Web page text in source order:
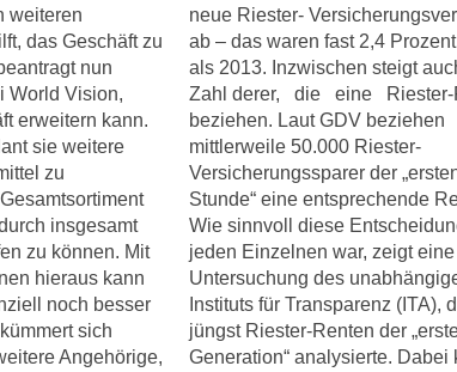
weiteren
das Geschäft zu
nun
World Vision,
erweitern kann.
sie weitere
zu
insgesamt
zu können. Mit
hieraus kann
noch besser
sich
Angehörige,
neue Riester-
ab – das waren fast 2,4
als 2013. Inzwischen steigt
Zahl derer, die eine Riester-
beziehen. Laut GDV beziehen
mittlerweile 50.000 Riester-
Versicherungssparer der
Stunde“ eine entsprechende
Wie sinnvoll diese
jeden Einzelnen war, zeigt eine
Untersuchung des
Instituts für Transparenz (ITA),
jüngst Riester-Renten der
Generation“ analysierte. Dabei